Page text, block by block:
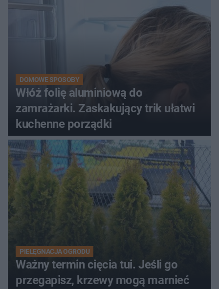
DOMOWE SPOSOBY
Włóż folię aluminiową do
zamrażarki. Zaskakujący trik ułatwi
kuchenne porządki
PIELĘGNACJA OGRODU
Ważny termin cięcia tui. Jeśli go
przegapisz, krzewy mogą marnieć